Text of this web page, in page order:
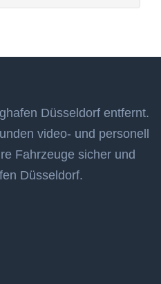
Düsseldorf entfernt.
video- und personell
Fahrzeuge sicher und
Düsseldorf.